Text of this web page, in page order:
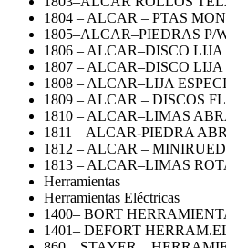
1804 – ALCAR – PTAS
1805–ALCAR–PIEDRAS P/
1806 – ALCAR–DISCO
1807 – ALCAR–DISCO LIJA
1808 – ALCAR–LIJA
1809 – ALCAR – DISCOS
1810 – ALCAR–LIMAS
1811 – ALCAR-PIEDRA
1812 – ALCAR –
1813 – ALCAR–LIMAS
Herramientas
Herramientas Eléctricas
1400– BORT
1401– DEFORT